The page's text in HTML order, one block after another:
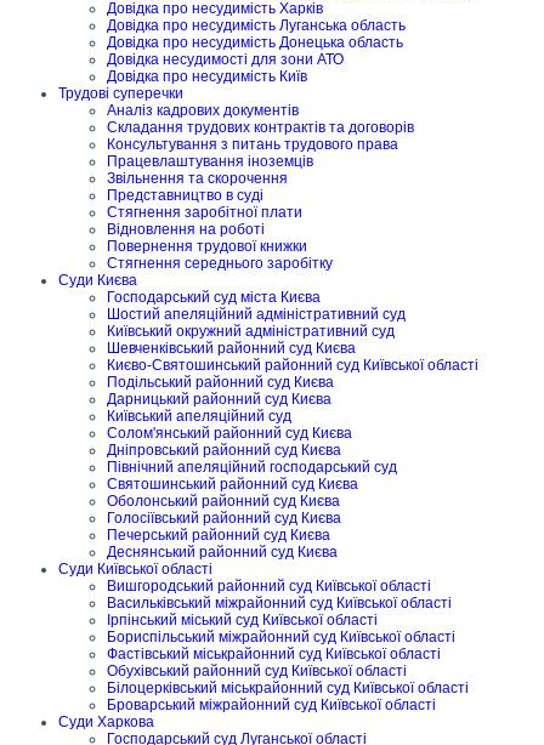
Довідка про несудимість Харків
Довідка про несудимість Луганська область
Довідка про несудимість Донецька область
Довідка несудимості для зони АТО
Довідка про несудимість Київ
Трудові суперечки
Аналіз кадрових документів
Складання трудових контрактів та договорів
Консультування з питань трудового права
Працевлаштування іноземців
Звільнення та скорочення
Представництво в суді
Стягнення заробітної плати
Відновлення на роботі
Повернення трудової книжки
Стягнення середнього заробітку
Суди Києва
Господарський суд міста Києва
Шостий апеляційний адміністративний суд
Київський окружний адміністративний суд
Шевченківський районний суд Києва
Києво-Святошинський районний суд Київської області
Подільський районний суд Києва
Дарницький районний суд Києва
Київський апеляційний суд
Солом'янський районний суд Києва
Дніпровський районний суд Києва
Північний апеляційний господарський суд
Святошинський районний суд Києва
Оболонський районний суд Києва
Голосіївський районний суд Києва
Печерський районний суд Києва
Деснянський районний суд Києва
Суди Київської області
Вишгородський районний суд Київської області
Васильківський міжрайонний суд Київської області
Ірпінський міський суд Київської області
Бориспільський міжрайонний суд Київської області
Фастівський міськрайонний суд Київської області
Обухівський районний суд Київської області
Білоцерківський міськрайонний суд Київської області
Броварський міжрайонний суд Київської області
Суди Харкова
Господарський суд Луганської області